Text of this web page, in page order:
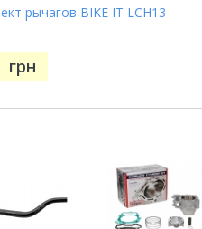
рычагов BIKE IT LCH13
грн